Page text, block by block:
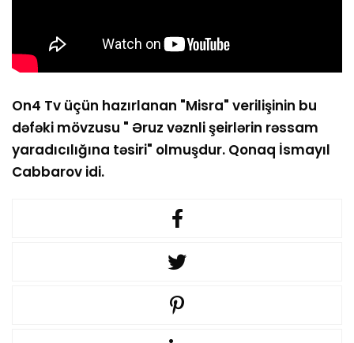
On4 Tv üçün hazırlanan "Misra" verilişinin bu
dəfəki mövzusu " Əruz vəznli şeirlərin rəssam
yaradıcılığına təsiri" olmuşdur. Qonaq İsmayıl
Cabbarov idi.